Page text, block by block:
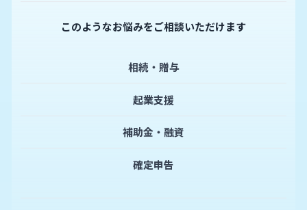
このようなお悩みをご相談いただけます
相続・贈与
起業支援
補助金・融資
確定申告